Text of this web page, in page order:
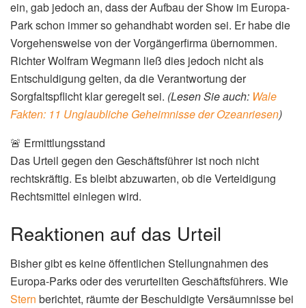
ein, gab jedoch an, dass der Aufbau der Show im Europa-
Park schon immer so gehandhabt worden sei. Er habe die
Vorgehensweise von der Vorgängerfirma übernommen.
Richter Wolfram Wegmann ließ dies jedoch nicht als
Entschuldigung gelten, da die Verantwortung der
Sorgfaltspflicht klar geregelt sei. (Lesen Sie auch: Wale
Fakten: 11 Unglaubliche Geheimnisse der Ozeanriesen)
🚨 Ermittlungsstand
Das Urteil gegen den Geschäftsführer ist noch nicht
rechtskräftig. Es bleibt abzuwarten, ob die Verteidigung
Rechtsmittel einlegen wird.
Reaktionen auf das Urteil
Bisher gibt es keine öffentlichen Stellungnahmen des
Europa-Parks oder des verurteilten Geschäftsführers. Wie
Stern berichtet, räumte der Beschuldigte Versäumnisse bei